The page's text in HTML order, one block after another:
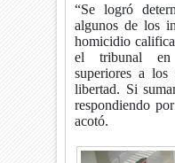
“Se logró
algunos de los
homicidio
el tribunal en
superiores a
libertad. Si
respondiendo
acotó.